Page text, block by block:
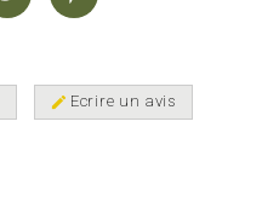
edit Ecrire un avis